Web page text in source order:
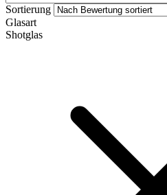
Sortierung
Glasart
Shotglas